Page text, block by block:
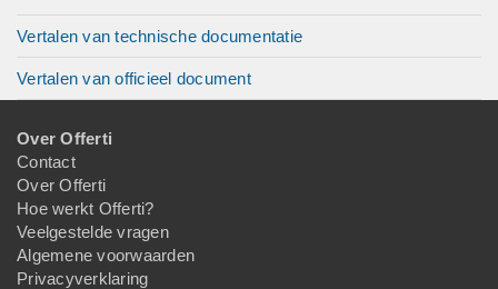
Vertalen van technische documentatie
Vertalen van officieel document
Over Offerti
Contact
Over Offerti
Hoe werkt Offerti?
Veelgestelde vragen
Algemene voorwaarden
Privacyverklaring